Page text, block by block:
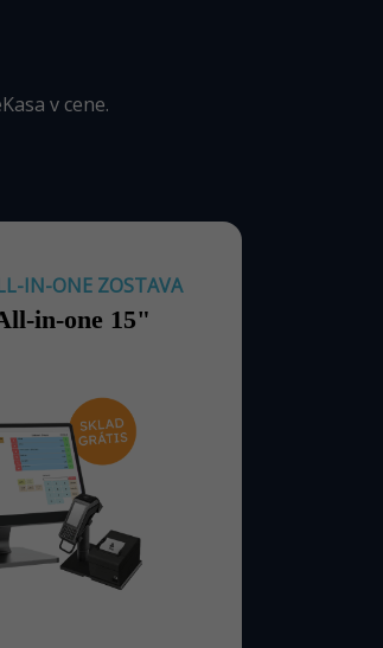
v cene.
IN-ONE ZOSTAVA
in-one 15"